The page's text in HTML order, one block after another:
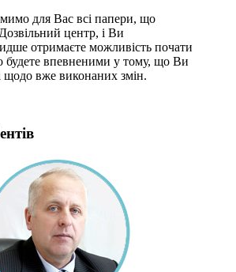
для Вас всі папери, що
центр, і Ви
отримаєте можливість почати
будете впевненими у тому, що Ви
щодо вже виконаних змін.